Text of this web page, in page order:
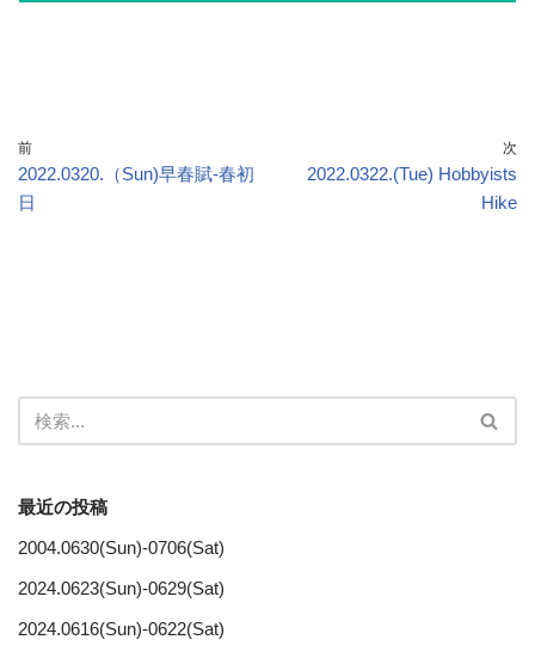
前
2022.0320.（Sun)早春賦-春初
日
次
2022.0322.(Tue) Hobbyists
Hike
最近の投稿
2004.0630(Sun)-0706(Sat)
2024.0623(Sun)-0629(Sat)
2024.0616(Sun)-0622(Sat)